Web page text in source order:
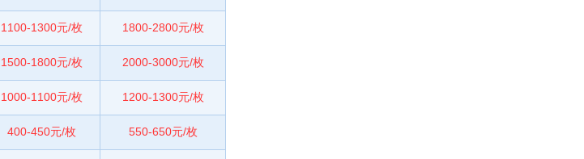
1100-1300元/枚 1800-2800元/枚
1500-1800元/枚 2000-3000元/枚
1000-1100元/枚 1200-1300元/枚
400-450元/枚 550-650元/枚